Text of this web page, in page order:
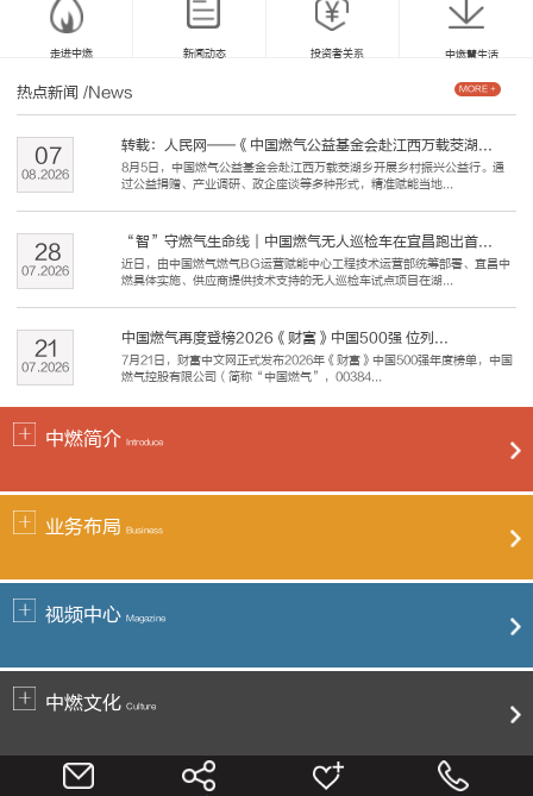
走进中燃 新闻动态 投资者关系 中燃慧生活
热点新闻 /News
转载：人民网——《中国燃气公益基金会赴江西万载茭湖...
8月5日，中国燃气公益基金会赴江西万载茭湖乡开展乡村振兴公益行。通
过公益捐赠、产业调研、政企座谈等多种形式，精准赋能当地...
08.2026
07
“智”守燃气生命线｜中国燃气无人巡检车在宜昌跑出首...
近日，由中国燃气燃气BG运营赋能中心工程技术运营部统筹部署、宜昌中
燃具体实施、供应商提供技术支持的无人巡检车试点项目在湖...
07.2026
28
中国燃气再度登榜2026《财富》中国500强 位列...
7月21日，财富中文网正式发布2026年《财富》中国500强年度榜单，中国
燃气控股有限公司（简称“中国燃气”，00384...
07.2026
21
MORE +
中燃简介 Introduce
业务布局 Business
视频中心 Magazine
中燃文化 Culture